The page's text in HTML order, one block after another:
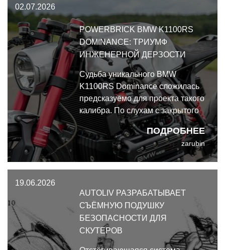
02.07.2026
POWERBRICK BMW K1100RS
DOMINANCE: ТРИУМФ
ИНЖЕНЕРНОЙ ДЕРЗОСТИ
ПОДРОБНЕЕ
Судьба уникального BMW
K1100RS Dominance сложилась
предсказуемо для проекта такого
калибра. По слухам с закрытого
показа Bike Shed London,
аппарат не простоял на стенде и
дня. Частный коллекционер
приобрел этот шедевр на месте,
не торгуясь.
zarubin
19.06.2026
AUTOLIV РАЗРАБАТЫВАЕТ
СЪЁМНУЮ ПОДУШКУ
БЕЗОПАСНОСТИ ДЛЯ
СКУТЕРОВ